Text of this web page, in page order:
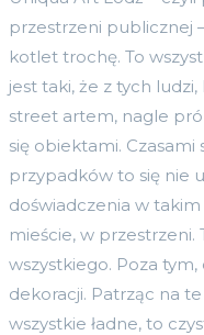
przestrzeni publicznej
kotlet trochę. To
jest taki, że z tych
street artem, nagle
się obiektami. Czasami
przypadków to się nie
doświadczenia w
mieście, w przestrzeni.
wszystkiego. Poza
dekoracji. Patrząc na
wszystkie ładne, to